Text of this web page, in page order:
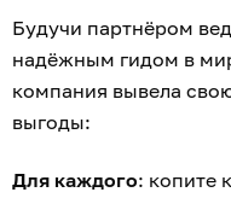
Будучи партнёром
надёжным гидом в
компания вывела
выгоды:
Для каждого: копите